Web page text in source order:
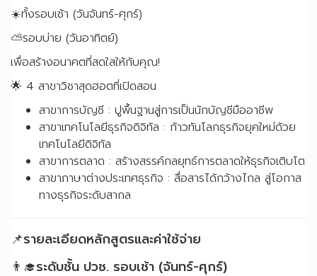
☀️ทั้งรอบเช้า (วันจันทร์-ศุกร์)
⛅️รอบบ่าย (วันอาทิตย์)
เพื่อสร้างอนาคตที่สดใสให้กับคุณ!
🌟 4 สาขาวิชาสุดฮอตที่เปิดสอน
สาขาการบัญชี : ปูพื้นฐานสู่การเป็นนักบัญชีมืออาชีพ
สาขาเทคโนโลยีธุรกิจดิจิทัล : ก้าวทันโลกธุรกิจยุคใหม่ด้วย
เทคโนโลยีดิจิทัล
สาขาการตลาด : สร้างสรรค์กลยุทธ์การตลาดให้ธุรกิจเติบโต
สาขาภาษาต่างประเทศธุรกิจ : สื่อสารได้กว้างไกล สู่โอกาส
ทางธุรกิจระดับสากล
📌รายละเอียดหลักสูตรและค่าใช้จ่าย
👨‍🎓ระดับชั้น ปวช. รอบเช้า (จันทร์-ศุกร์)